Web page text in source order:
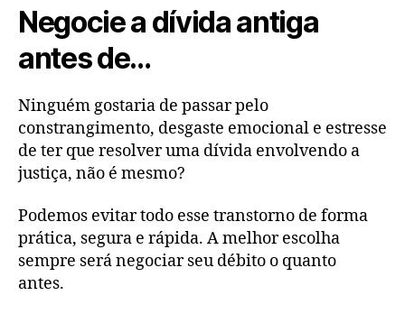
Negocie a dívida antiga
antes de…
Ninguém gostaria de passar pelo
constrangimento, desgaste emocional e estresse
de ter que resolver uma dívida envolvendo a
justiça, não é mesmo?
Podemos evitar todo esse transtorno de forma
prática, segura e rápida. A melhor escolha
sempre será negociar seu débito o quanto
antes.